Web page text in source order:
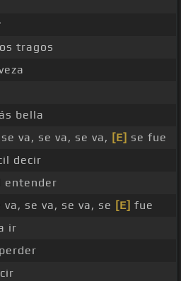
tragos
bella
se va, se va, se va, [E] se fue
decir
entender
va, se va, se va, se [E] fue
ir